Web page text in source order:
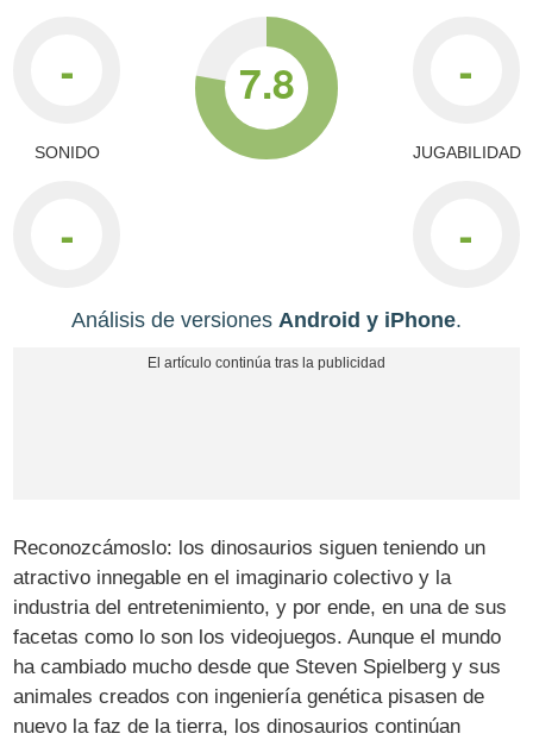
-
SONIDO
-
7.8 -
JUGABILIDAD
-
Análisis de versiones Android y iPhone.
Reconozcámoslo: los dinosaurios siguen teniendo un
atractivo innegable en el imaginario colectivo y la
industria del entretenimiento, y por ende, en una de sus
facetas como lo son los videojuegos. Aunque el mundo
ha cambiado mucho desde que Steven Spielberg y sus
animales creados con ingeniería genética pisasen de
nuevo la faz de la tierra, los dinosaurios continúan